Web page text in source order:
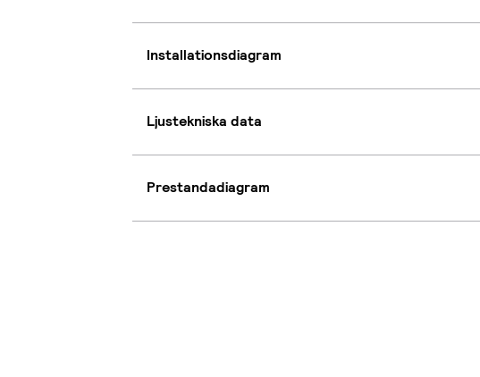
Installationsdiagram
Ljustekniska data
Prestandadiagram